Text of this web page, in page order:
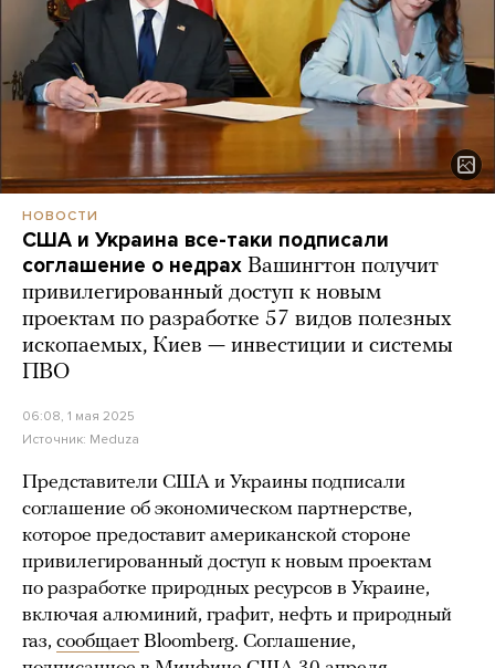
НОВОСТИ
США и Украина все-таки подписали
соглашение о недрах Вашингтон получит
привилегированный доступ к новым
проектам по разработке 57 видов полезных
ископаемых, Киев — инвестиции и системы
ПВО
06:08, 1 мая 2025
Источник: Meduza
Представители США и Украины подписали
соглашение об экономическом партнерстве,
которое предоставит американской стороне
привилегированный доступ к новым проектам
по разработке природных ресурсов в Украине,
включая алюминий, графит, нефть и природный
газ, сообщает Bloomberg. Соглашение,